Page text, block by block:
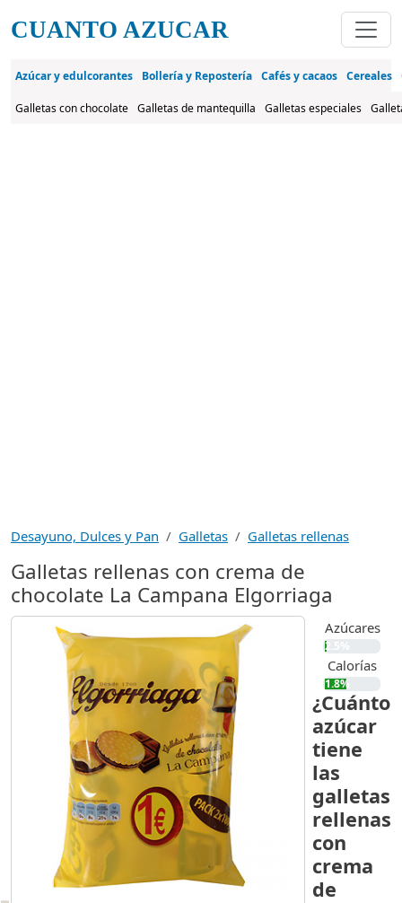
Pasar al contenido principal
CUANTO AZUCAR
Azúcar y edulcorantes Bollería y Repostería Cafés y cacaos Cereales
Galletas con chocolate Galletas de mantequilla Galletas especiales
Desayuno, Dulces y Pan Galletas Galletas rellenas
Galletas rellenas con crema de
chocolate La Campana Elgorriaga
Azúcares
2.5%
Calorías
1.8%
¿Cuánto
azúcar
tiene
las
galletas
rellenas
con
crema
de